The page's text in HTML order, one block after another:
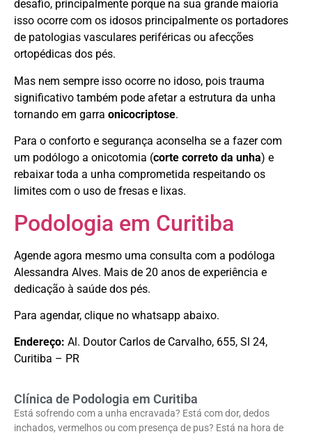
desafio, principalmente porque na sua grande maioria
isso ocorre com os idosos principalmente os portadores
de patologias vasculares periféricas ou afecções
ortopédicas dos pés.
Mas nem sempre isso ocorre no idoso, pois trauma
significativo também pode afetar a estrutura da unha
tornando em garra onicocriptose.
Para o conforto e segurança aconselha se a fazer com
um podólogo a onicotomia (corte correto da unha) e
rebaixar toda a unha comprometida respeitando os
limites com o uso de fresas e lixas.
Podologia em Curitiba
Agende agora mesmo uma consulta com a podóloga
Alessandra Alves. Mais de 20 anos de experiência e
dedicação à saúde dos pés.
Para agendar, clique no whatsapp abaixo.
Endereço: Al. Doutor Carlos de Carvalho, 655, Sl 24,
Curitiba – PR
Clínica de Podologia em Curitiba
Está sofrendo com a unha encravada? Está com dor, dedos
inchados, vermelhos ou com presença de pus? Está na hora de